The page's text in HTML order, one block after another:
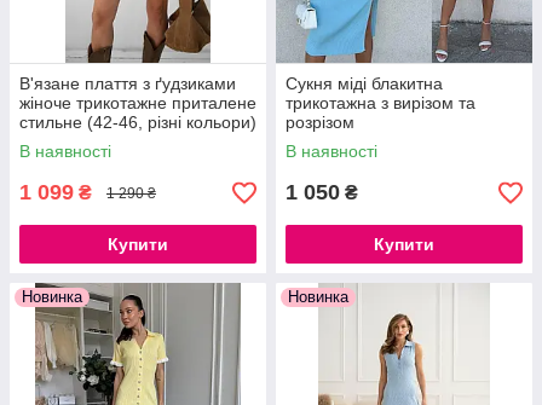
ЩО МИ ВАМ ПРОПОНУЄМО?
В'язане плаття з ґудзиками
жіноче трикотажне приталене
стильне (42-46, різні кольори)
В наявності
1 099 ₴ 1 290 ₴
Купити
Сукня міді блакитна
трикотажна з вирізом та
розрізом
В наявності
1 050 ₴
Купити
Новинка Новинка